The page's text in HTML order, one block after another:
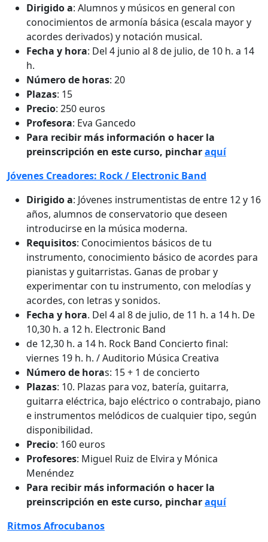
Dirigido a: Alumnos y músicos en general con
conocimientos de armonía básica (escala mayor y
acordes derivados) y notación musical.
Fecha y hora: Del 4 junio al 8 de julio, de 10 h. a 14
h.
Número de horas: 20
Plazas: 15
Precio: 250 euros
Profesora: Eva Gancedo
Para recibir más información o hacer la
preinscripción en este curso, pincharaquí
Jóvenes Creadores: Rock / Electronic Band
Dirigido a: Jóvenes instrumentistas de entre 12 y 16
años, alumnos de conservatorio que deseen
introducirse en la música moderna.
Requisitos: Conocimientos básicos de tu
instrumento, conocimiento básico de acordes para
pianistas y guitarristas. Ganas de probar y
experimentar con tu instrumento, con melodías y
acordes, con letras y sonidos.
Fecha y hora. Del 4 al 8 de julio, de 11 h. a 14 h. De
10,30 h. a 12 h. Electronic Band
de 12,30 h. a 14 h. Rock Band Concierto final:
viernes 19 h. h. / Auditorio Música Creativa
Número de horas: 15 + 1 de concierto
Plazas: 10. Plazas para voz, batería, guitarra,
guitarra eléctrica, bajo eléctrico o contrabajo, piano
e instrumentos melódicos de cualquier tipo, según
disponibilidad.
Precio: 160 euros
Profesores: Miguel Ruiz de Elvira y Mónica
Menéndez
Para recibir más información o hacer la
preinscripción en este curso, pincharaquí
Ritmos Afrocubanos